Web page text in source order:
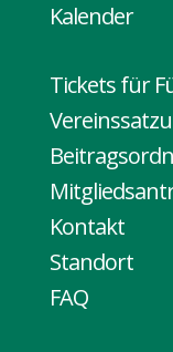
Kalender
Tickets für
Kontakt
Standort
FAQ